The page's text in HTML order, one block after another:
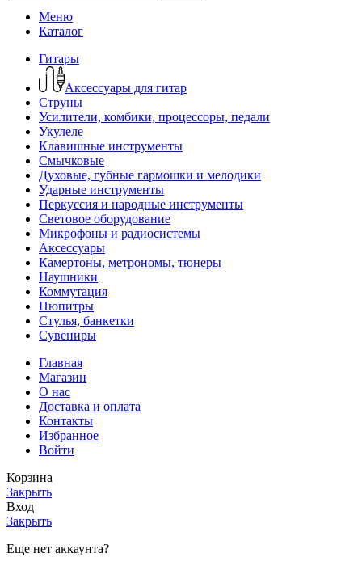
Меню
Каталог
Гитары
Аксессуары для гитар
Струны
Усилители, комбики, процессоры, педали
Укулеле
Клавишные инструменты
Смычковые
Духовые, губные гармошки и мелодики
Ударные инструменты
Перкуссия и народные инструменты
Световое оборудование
Микрофоны и радиосистемы
Аксессуары
Камертоны, метрономы, тюнеры
Наушники
Коммутация
Пюпитры
Стулья, банкетки
Сувениры
Главная
Магазин
О нас
Доставка и оплата
Контакты
Избранное
Войти
Корзина
Закрыть
Вход
Закрыть
Еще нет аккаунта?